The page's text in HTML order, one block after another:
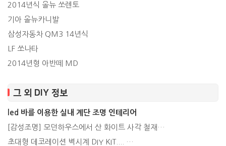
2014년식 올뉴 쏘렌토
기아 올뉴카니발
삼성자동차 QM3 14년식
LF 쏘나타
2014년형 아반떼 MD
그 외 DIY 정보
led 바를 이용한 실내 계단 조명 인테리어
[감성조명] 모던하우스에서 산 화이트 사각 철재…
초대형 데코레이션 벽시계 DIY KIT.... …